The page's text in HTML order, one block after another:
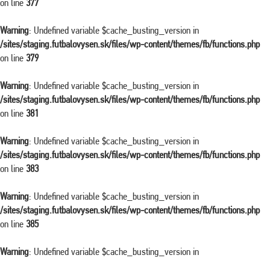
on line 377
Warning: Undefined variable $cache_busting_version in
/sites/staging.futbalovysen.sk/files/wp-content/themes/fb/functions.php
on line 379
Warning: Undefined variable $cache_busting_version in
/sites/staging.futbalovysen.sk/files/wp-content/themes/fb/functions.php
on line 381
Warning: Undefined variable $cache_busting_version in
/sites/staging.futbalovysen.sk/files/wp-content/themes/fb/functions.php
on line 383
Warning: Undefined variable $cache_busting_version in
/sites/staging.futbalovysen.sk/files/wp-content/themes/fb/functions.php
on line 385
Warning: Undefined variable $cache_busting_version in